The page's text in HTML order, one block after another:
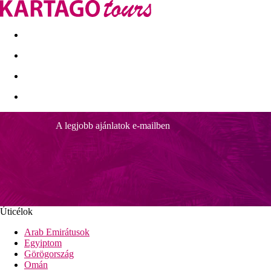
Kapcsolat Nyár 2026 Last Minute
GOUVES BAY
Szállodainformáció
Csendes környezetben fekvő, 4 csillagos szálloda kb. 50 m-re
Utazásszervező iroda hazai besorolása: 4*
távolság a tengerparttól: közvetlen
távolság a repülőtértől: kb. 18 km (Heraklion)
távolság a központtól (Hersonissos): kb. 4 km
A legjobb ajánlatok e-mailben
Úticélok
Arab Emirátusok
Egyiptom
Görögország
Omán